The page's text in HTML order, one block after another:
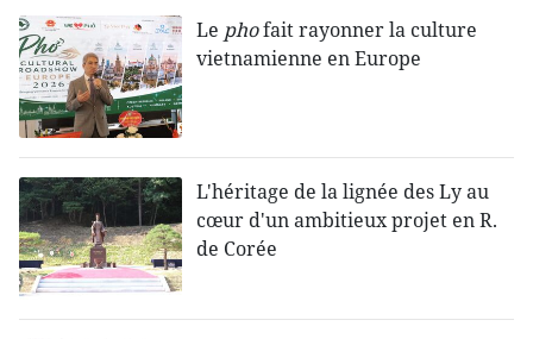
Le phofait rayonner la culture
vietnamienne en Europe
L'héritage de la lignée des Ly au
cœur d'un ambitieux projet en R.
de Corée